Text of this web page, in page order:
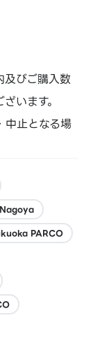
及びご購入数
います。
中止となる場
PARCO